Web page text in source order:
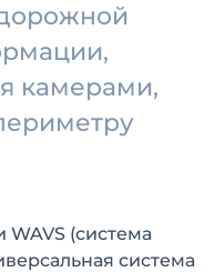
камерами,
(система
система